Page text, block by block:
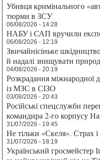
Убивця кримінального
тюрми в ЗСУ
06/08/2026 - 14:28
НАБУ і САП вручили
06/08/2026 - 12:19
Звичайнісіньке
й надалі знищувати
04/08/2026 - 20:19
Розкрадання міжнародної
із МЗС в СІЗО
03/08/2026 - 20:43
Російські спецслужби
командира 2-го корпусу
31/07/2026 - 19:45
Не тільки «Скеля».
31/07/2026 - 18:19
Український гросмейстер